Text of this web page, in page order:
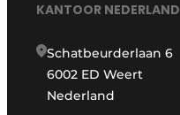
KANTOOR NEDERLAND
Schatbeurderlaan 6
6002 ED Weert
Nederland